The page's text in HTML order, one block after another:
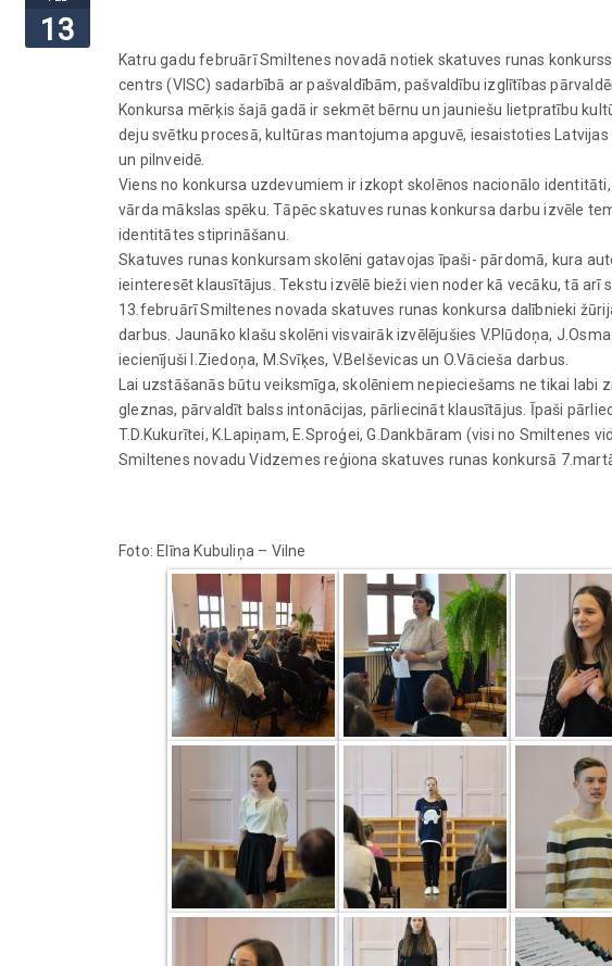
13
Katru gadu februārī Smiltenes novadā notiek skatuves runas
centrs (VISC) sadarbībā ar pašvaldībām, pašvaldību izglītības
Konkursa mērķis šajā gadā ir sekmēt bērnu un jauniešu lietpratību
deju svētku procesā, kultūras mantojuma apguvē, iesaistoties
un pilnveidē.
Viens no konkursa uzdevumiem ir izkopt skolēnos nacionālo
vārda mākslas spēku. Tāpēc skatuves runas konkursa darbu izvēle
identitātes stiprināšanu.
Skatuves runas konkursam skolēni gatavojas īpaši- pārdomā, kura
ieinteresēt klausītājus. Tekstu izvēlē bieži vien noder kā vecāku, tā arī
13.februārī Smiltenes novada skatuves runas konkursa dalībnieki
darbus. Jaunāko klašu skolēni visvairāk izvēlējušies V.Plūdoņa,
iecienījuši I.Ziedoņa, M.Svīķes, V.Belševicas un O.Vācieša darbus.
Lai uzstāšanās būtu veiksmīga, skolēniem nepieciešams ne tikai
gleznas, pārvaldīt balss intonācijas, pārliecināt klausītājus. Īpaši
T.D.Kukurītei, K.Lapiņam, E.Sproģei, G.Dankbāram (visi no Smiltenes
Smiltenes novadu Vidzemes reģiona skatuves runas konkursā
Foto: Elīna Kubuliņa – Vilne